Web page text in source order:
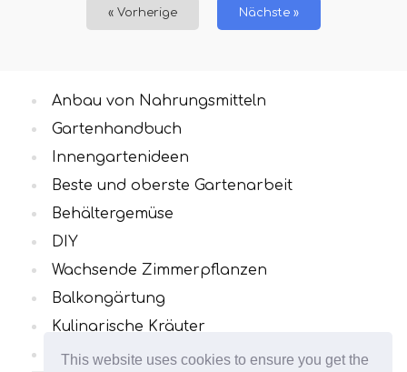
This website uses cookies to ensure you get the
« Vorherige Nächste »
Anbau von Nahrungsmitteln
Gartenhandbuch
Innengartenideen
Beste und oberste Gartenarbeit
Behältergemüse
DIY
Wachsende Zimmerpflanzen
Balkongärtung
Kulinarische Kräuter
Alle Kategorien